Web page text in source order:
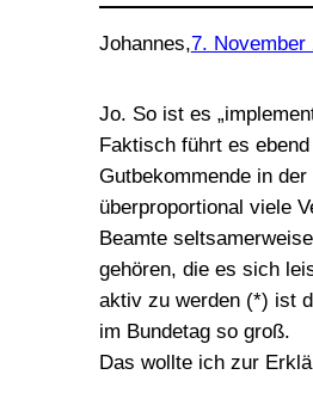
Johannes,7. November
Jo. So ist es
Faktisch führt es
Gutbekommende in
überproportional viele
Beamte
gehören, die es sich
aktiv zu werden (*) ist
im Bundetag so groß.
Das wollte ich zur